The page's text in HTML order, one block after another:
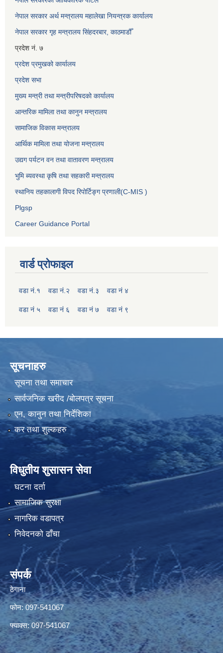
नेपाल सरकार अर्थ मन्त्रालय महालेखा नियन्त्रक कार्यालय
नेपाल सरकार गृह मन्त्रालय सिंहदरबार, काठमाडौँ
प्रदेश नं. ७
प्रदेश प्रमुखको कार्यालय
प्रदेश सभा
मुख्य मन्त्री तथा मन्त्रीपरिषदको कार्यालय
आन्तरिक मामिला तथा कानुन मन्त्रालय
सामाजिक विकास मन्त्रालय
आर्थिक मामिला तथा योजना मन्त्रालय
उद्यग पर्यटन वन तथा वातावरण मन्त्रालय
भुमि ब्यवस्था कृषि तथा सहकारी मन्त्रालय
स्थानिय तहकालागी विपद रिपोर्टिङ्ग प्रणाली(C-MIS )
Plgsp
Career Guidance Portal
वार्ड प्रोफाइल
वडा नं.१ वडा नं.२ वडा नं.३ वडा नं ४
वडा नं ५ वडा नं ६ वडा नं ७ वडा नं ९
सूचनाहरु
सूचना तथा समाचार
सार्वजनिक खरीद /बोलपत्र सूचना
एन, कानुन तथा निर्देशिका
कर तथा शुल्कहरु
विधुतीय शुसासन सेवा
घटना दर्ता
सामाजिक सुरक्षा
नागरिक वडापत्र
निवेदनको ढाँचा
संपर्क
ठेगाना
फोन: 097-541067
फ्याक्स: 097-541067